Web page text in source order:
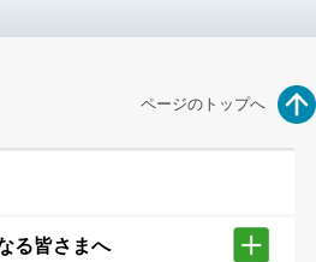
ページのトップへ
る皆さまへ